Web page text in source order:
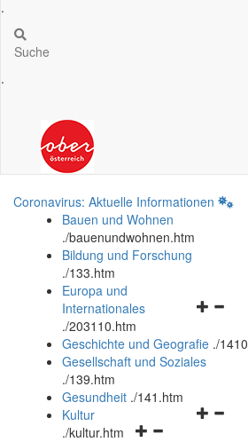
.
Suche
.
Coronavirus: Aktuelle Informationen
Bauen und Wohnen
./bauenundwohnen.htm
Bildung und Forschung
./133.htm
und
schließen
Europa und
Internationales
./203110.htm
Geschichte und Geografie ./
Gesellschaft und Soziales
./139.htm
Gesundheit ./141.htm
Navigationsmenü
Kultur
./kultur.htm